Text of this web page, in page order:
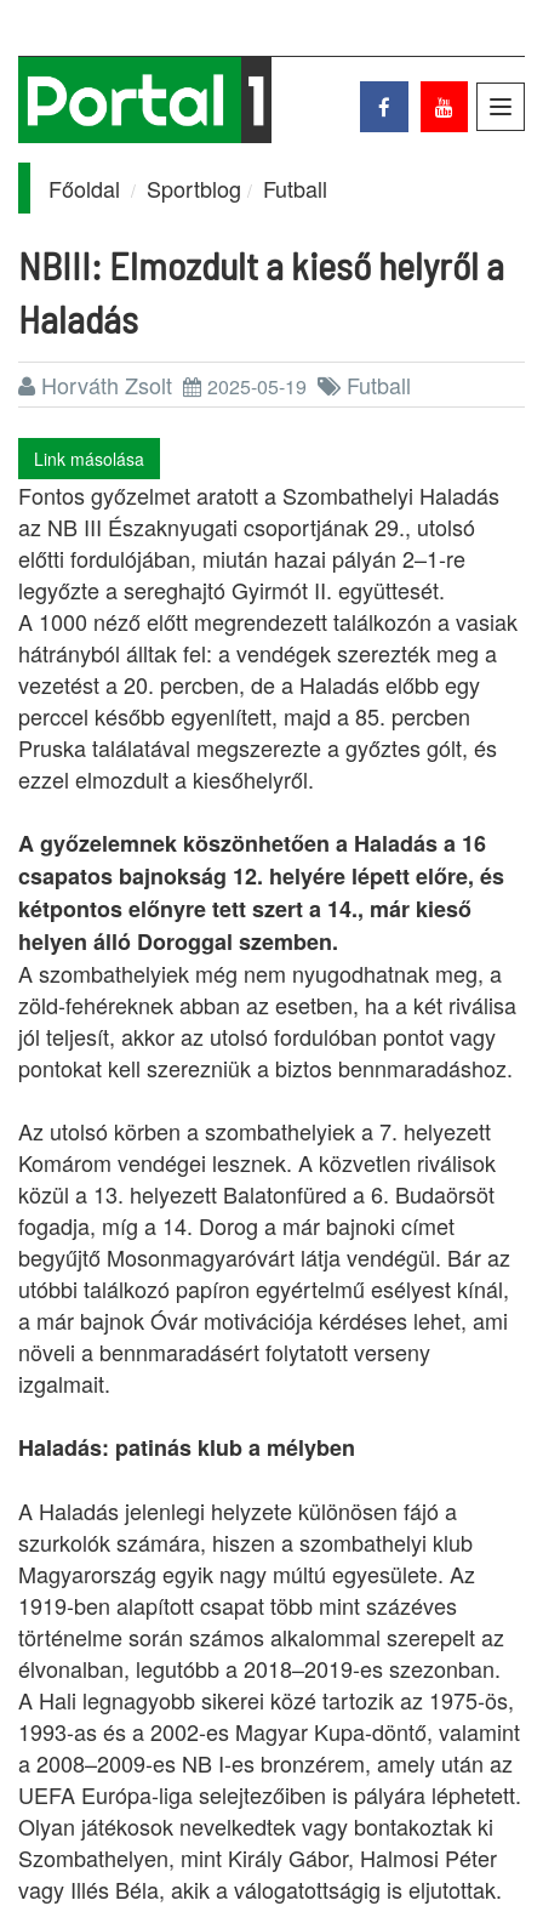
Főoldal Sportblog Futball
NBIII: Elmozdult a kieső helyről a
Haladás
Horváth Zsolt 2025-05-19 Futball
Link másolása
Fontos győzelmet aratott a Szombathelyi Haladás
az NB III Északnyugati csoportjának 29., utolsó
előtti fordulójában, miután hazai pályán 2–1-re
legyőzte a sereghajtó Gyirmót II. együttesét.
A 1000 néző előtt megrendezett találkozón a vasiak
hátrányból álltak fel: a vendégek szerezték meg a
vezetést a 20. percben, de a Haladás előbb egy
perccel később egyenlített, majd a 85. percben
Pruska találatával megszerezte a győztes gólt, és
ezzel elmozdult a kiesőhelyről.
A győzelemnek köszönhetően a Haladás a 16
csapatos bajnokság 12. helyére lépett előre, és
kétpontos előnyre tett szert a 14., már kieső
helyen álló Doroggal szemben.
A szombathelyiek még nem nyugodhatnak meg, a
zöld-fehéreknek abban az esetben, ha a két riválisa
jól teljesít, akkor az utolsó fordulóban pontot vagy
pontokat kell szerezniük a biztos bennmaradáshoz.
Az utolsó körben a szombathelyiek a 7. helyezett
Komárom vendégei lesznek. A közvetlen riválisok
közül a 13. helyezett Balatonfüred a 6. Budaörsöt
fogadja, míg a 14. Dorog a már bajnoki címet
begyűjtő Mosonmagyaróvárt látja vendégül. Bár az
utóbbi találkozó papíron egyértelmű esélyest kínál,
a már bajnok Óvár motivációja kérdéses lehet, ami
növeli a bennmaradásért folytatott verseny
izgalmait.
Haladás: patinás klub a mélyben
A Haladás jelenlegi helyzete különösen fájó a
szurkolók számára, hiszen a szombathelyi klub
Magyarország egyik nagy múltú egyesülete. Az
1919-ben alapított csapat több mint százéves
történelme során számos alkalommal szerepelt az
élvonalban, legutóbb a 2018–2019-es szezonban.
A Hali legnagyobb sikerei közé tartozik az 1975-ös,
1993-as és a 2002-es Magyar Kupa-döntő, valamint
a 2008–2009-es NB I-es bronzérem, amely után az
UEFA Európa-liga selejtezőiben is pályára léphetett.
Olyan játékosok nevelkedtek vagy bontakoztak ki
Szombathelyen, mint Király Gábor, Halmosi Péter
vagy Illés Béla, akik a válogatottságig is eljutottak.